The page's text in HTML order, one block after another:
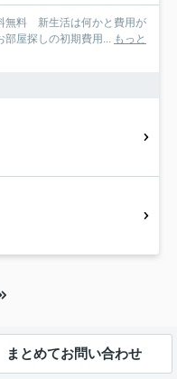
無料 新生活は何かと費用が
部屋探しの初期費用... もっと
まとめてお問い合わせ